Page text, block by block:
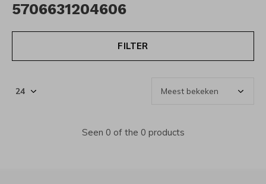
5706631204606
FILTER
Seen 0 of the 0 products